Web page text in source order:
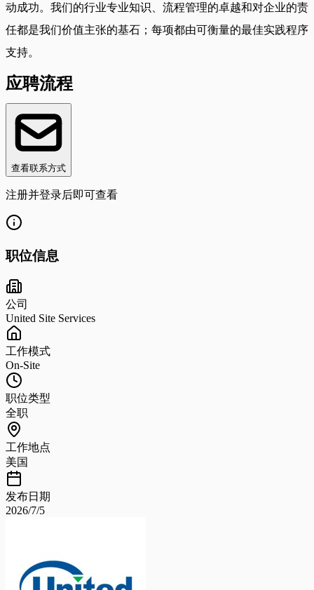
动成功。我们的行业专业知识、流程管理的卓越和对企业的责
任都是我们价值主张的基石；每项都由可衡量的最佳实践程序
支持。
应聘流程
查看联系方式
注册并登录后即可查看
职位信息
公司
United Site Services
工作模式
On-Site
职位类型
全职
工作地点
美国
发布日期
2026/7/5